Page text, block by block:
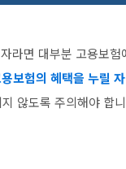
라면 대부분 고용보
보험의 혜택을 누릴
않도록 주의해야 합